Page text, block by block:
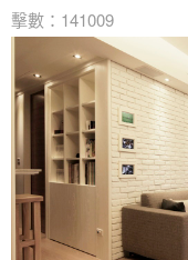
擊數：141009